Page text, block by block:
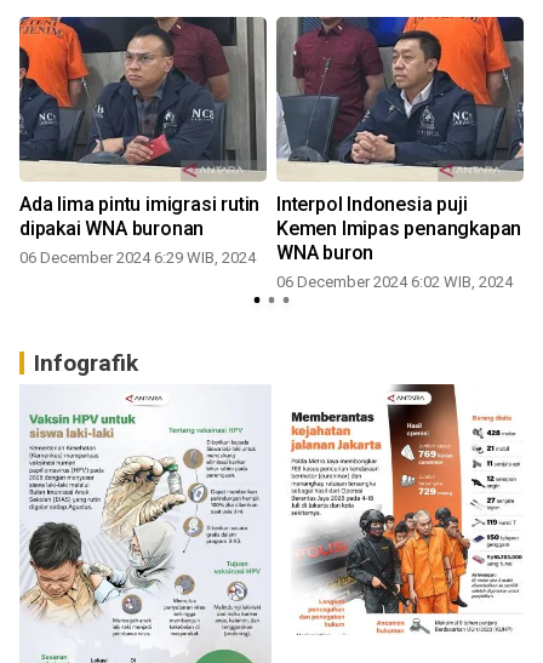
Ada lima pintu imigrasi rutin
dipakai WNA buronan
06 December 2024 6:29 WIB, 2024
Interpol Indonesia puji
Kemen Imipas penangkapan
WNA buron
06 December 2024 6:02 WIB, 2024
Infografik